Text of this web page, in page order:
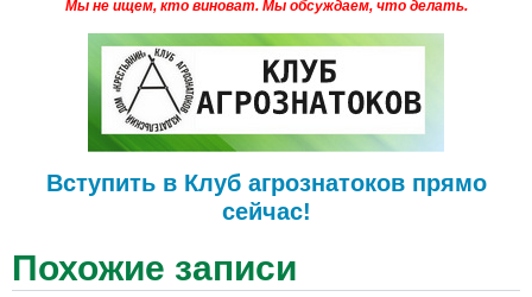
Мы не ищем, кто виноват. Мы обсуждаем, что делать.
Вступить в Клуб агрознатоков прямо
сейчас!
Похожие записи